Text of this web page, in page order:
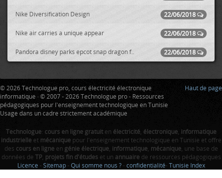
22/06/2018
Nike Diversification Design
22/06/2018
Nike air carries a unique appear
22/06/2018
Pandora disney parks epcot snap dragon f..
Haut de page
© 2026 Technologue pro, cours électricité électronique
informatique · © 2007 - 2026 Technologue pro - Ressources
pédagogiques pour l'enseignement technologique en Tunisie
Usage dans un cadre strictement académique
Technologue: cours en ligne gratuiten électricité, électronique, informatique
industrielleet mécaniquepour l'enseignement technologique en Tunisie et offre
des cours en ligneen génie électrique, informatique, mécanique, une base de
données de TP, projets fin d'étudeset un annuairede ressources pédagogiques
Licence - Sitemap - Qui somme nous ? - confidentialité- Tunisie Index